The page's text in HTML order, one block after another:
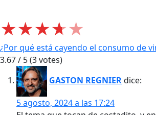
★★★★★
¿Por qué está cayendo el consumo de
3.67/ 5(3votes)
GASTON REGNIERdice:
5 agosto, 2024 a las 17:24